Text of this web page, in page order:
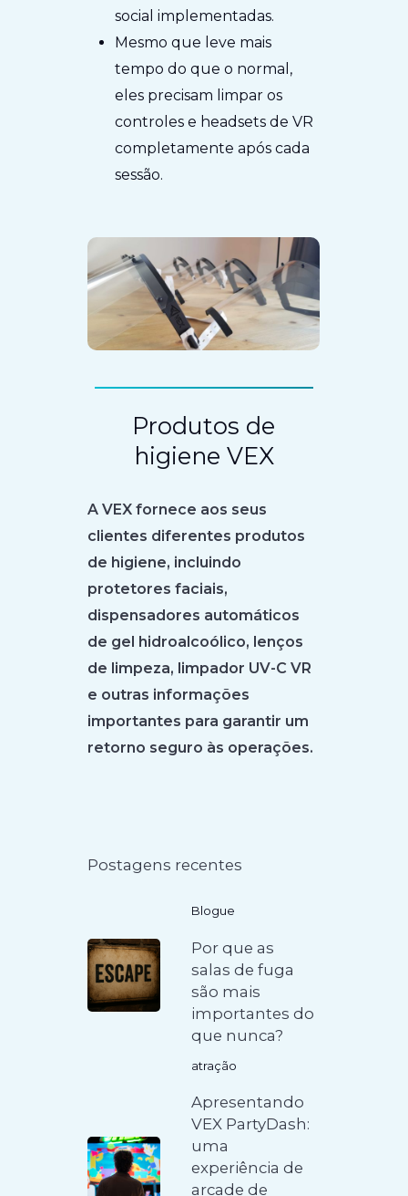
social implementadas.
Mesmo que leve mais
tempo do que o normal,
eles precisam limpar os
controles e headsets de VR
completamente após cada
sessão.
Produtos de
higiene VEX
A VEX fornece aos seus
clientes diferentes produtos
de higiene, incluindo
protetores faciais,
dispensadores automáticos
de gel hidroalcoólico, lenços
de limpeza, limpador UV-C VR
e outras informações
importantes para garantir um
retorno seguro às operações.
Postagens recentes
Blogue
Por que as
salas de fuga
são mais
importantes do
que nunca?
atração
Apresentando
VEX PartyDash:
uma
experiência de
arcade de